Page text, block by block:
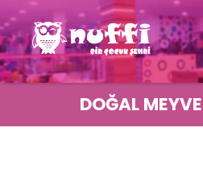
DOĞAL